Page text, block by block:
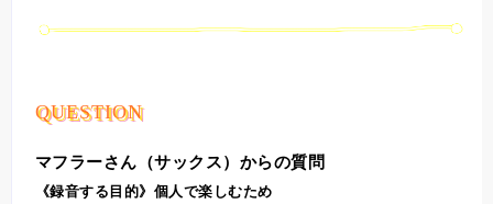
QUESTION
マフラーさん（サックス）からの質問
《録音する目的》個人で楽しむため